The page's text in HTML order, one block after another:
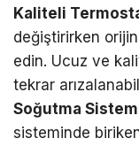
Kaliteli
değiştirirken
edin. Ucuz ve
tekrar
Soğutma
sisteminde